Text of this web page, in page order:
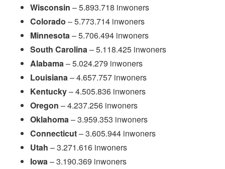
Wisconsin – 5.893.718 inwoners
Colorado – 5.773.714 inwoners
Minnesota– 5.706.494 inwoners
South Carolina– 5.118.425 inwoners
Alabama– 5.024.279 inwoners
Louisiana– 4.657.757 inwoners
Kentucky– 4.505.836 inwoners
Oregon – 4.237.256 inwoners
Oklahoma– 3.959.353 inwoners
Connecticut– 3.605.944 inwoners
Utah – 3.271.616 inwoners
Iowa– 3.190.369 inwoners